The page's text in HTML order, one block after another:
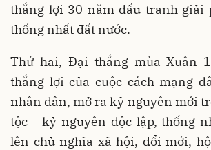
thắng lợi 30 năm đấu tranh giải
thống nhất đất nước.
Thứ hai, Đại thắng mùa Xuân
thắng lợi của cuộc cách mạng
nhân dân, mở ra kỷ nguyên mới
tộc - kỷ nguyên độc lập, thống
lên chủ nghĩa xã hội, đổi mới,